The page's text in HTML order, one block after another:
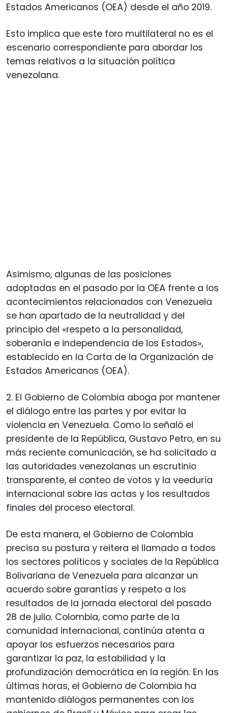
Estados Americanos (OEA) desde el año 2019.
Esto implica que este foro multilateral no es el
escenario correspondiente para abordar los
temas relativos a la situación política
venezolana.
Asimismo, algunas de las posiciones
adoptadas en el pasado por la OEA frente a los
acontecimientos relacionados con Venezuela
se han apartado de la neutralidad y del
principio del «respeto a la personalidad,
soberanía e independencia de los Estados»,
establecido en la Carta de la Organización de
Estados Americanos (OEA).
2. El Gobierno de Colombia aboga por mantener
el diálogo entre las partes y por evitar la
violencia en Venezuela. Como lo señaló el
presidente de la República, Gustavo Petro, en su
más reciente comunicación, se ha solicitado a
las autoridades venezolanas un escrutinio
transparente, el conteo de votos y la veeduría
internacional sobre las actas y los resultados
finales del proceso electoral.
De esta manera, el Gobierno de Colombia
precisa su postura y reitera el llamado a todos
los sectores políticos y sociales de la República
Bolivariana de Venezuela para alcanzar un
acuerdo sobre garantías y respeto a los
resultados de la jornada electoral del pasado
28 de julio. Colombia, como parte de la
comunidad internacional, continúa atenta a
apoyar los esfuerzos necesarios para
garantizar la paz, la estabilidad y la
profundización democrática en la región. En las
últimas horas, el Gobierno de Colombia ha
mantenido diálogos permanentes con los